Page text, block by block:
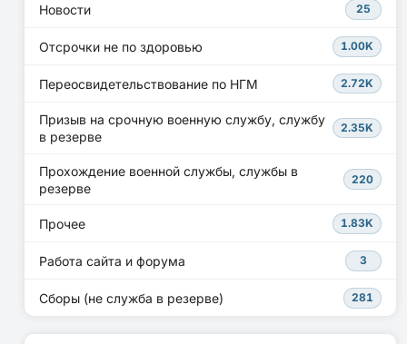
Новости 25
Отсрочки не по здоровью 1.00K
Переосвидетельствование по НГМ 2.72K
Призыв на срочную военную службу, службу
в резерве
2.35K
Прохождение военной службы, службы в
резерве
220
Прочее 1.83K
Работа сайта и форума 3
Сборы (не служба в резерве) 281